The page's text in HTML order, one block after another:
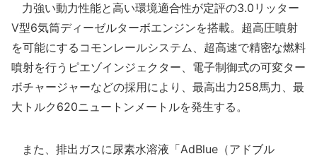
力強い動力性能と高い環境適合性が定評の3.0リッター
V型6気筒ディーゼルターボエンジンを搭載。超高圧噴射
を可能にするコモンレールシステム、超高速で精密な燃料
噴射を行うピエゾインジェクター、電子制御式の可変ター
ボチャージャーなどの採用により、最高出力258馬力、最
大トルク620ニュートンメートルを発生する。
また、排出ガスに尿素水溶液「AdBlue（アドブル